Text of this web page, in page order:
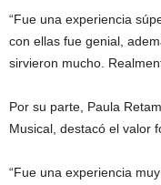
“Fue una experiencia
con ellas fue genial,
sirvieron mucho.
Por su parte, Paula
Musical, destacó el valor
“Fue una experiencia